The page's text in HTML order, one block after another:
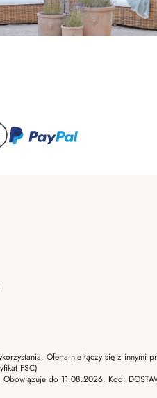
Oferta nie łączy się z
FSC)
Obowiązuje do 11.08.2026. Kod: